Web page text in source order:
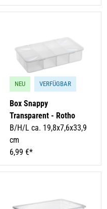
NEU VERFÜGBAR
Box Snappy
Transparent - Rotho
B/H/L ca. 19,8x7,6x33,9
cm
6,99 €*